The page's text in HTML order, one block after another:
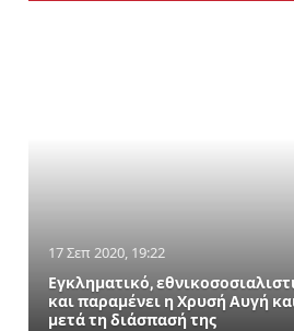
17 Σεπ 2020, 19:22
Εγκληματικό,
και παραμένει η Χρυσή Αυγή
μετά τη διάσπασή της